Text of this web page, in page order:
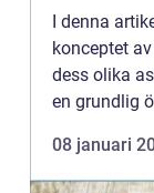
I denna
konceptet
dess olika
en grundlig
Vi kommer
08 januari